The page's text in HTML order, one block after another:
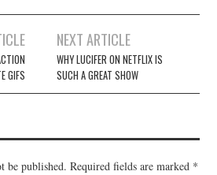
GIFS
NEXT ARTICLE
WHY LUCIFER ON NETFLIX IS
SUCH A GREAT SHOW
be published. Required fields are marked *